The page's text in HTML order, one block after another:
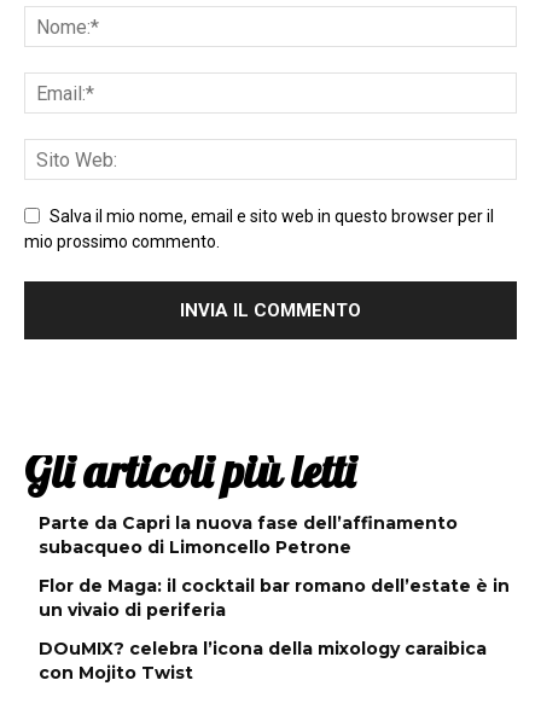
Salva il mio nome, email e sito web in questo browser per il
mio prossimo commento.
Gli articoli più letti
Parte da Capri la nuova fase dell’affinamento
subacqueo di Limoncello Petrone
Flor de Maga: il cocktail bar romano dell’estate è in
un vivaio di periferia
DOuMIX? celebra l’icona della mixology caraibica
con Mojito Twist